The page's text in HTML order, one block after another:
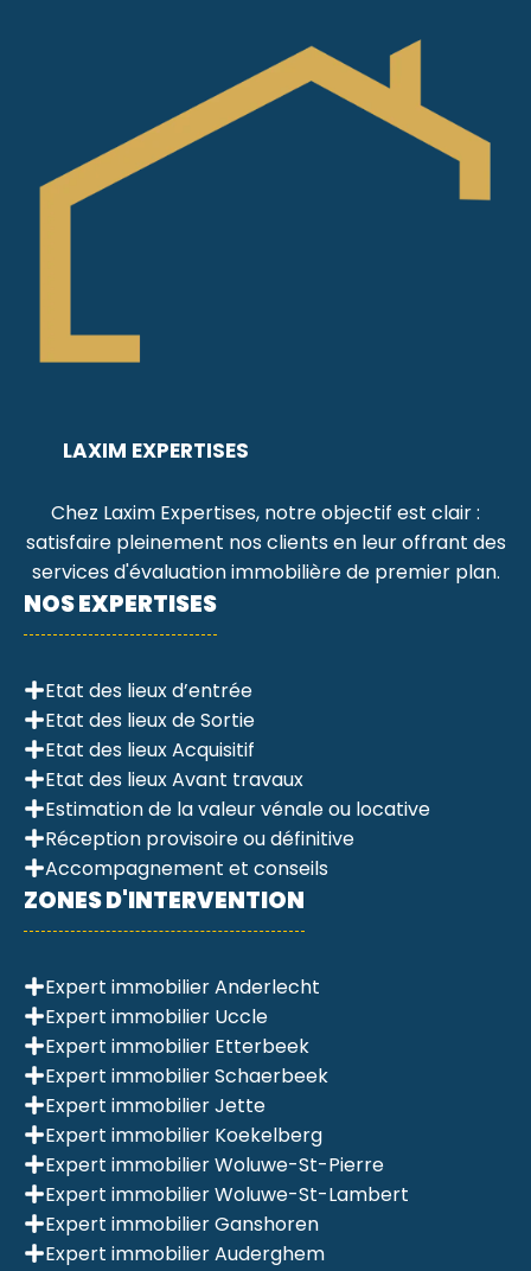
LAXIM EXPERTISES
Chez Laxim Expertises, notre objectif est clair :
satisfaire pleinement nos clients en leur offrant des
services d'évaluation immobilière de premier plan.
NOS EXPERTISES
Etat des lieux d’entrée
Etat des lieux de Sortie
Etat des lieux Acquisitif
Etat des lieux Avant travaux
Estimation de la valeur vénale ou locative
Réception provisoire ou définitive
Accompagnement et conseils
ZONES D'INTERVENTION
Expert immobilier Anderlecht
Expert immobilier Uccle
Expert immobilier Etterbeek
Expert immobilier Schaerbeek
Expert immobilier Jette
Expert immobilier Koekelberg
Expert immobilier Woluwe-St-Pierre
Expert immobilier Woluwe-St-Lambert
Expert immobilier Ganshoren
Expert immobilier Auderghem